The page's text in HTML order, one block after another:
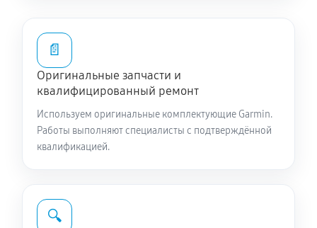
📄
Оригинальные запчасти и
квалифицированный ремонт
Используем оригинальные комплектующие Garmin.
Работы выполняют специалисты с подтверждённой
квалификацией.
🔍